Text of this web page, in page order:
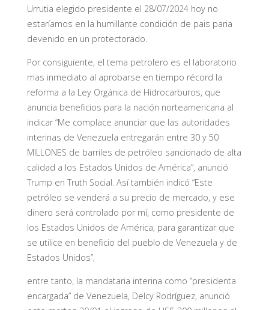
Urrutia elegido presidente el 28/07/2024 hoy no
estaríamos en la humillante condición de pais paria
devenido en un protectorado.
Por consiguiente, el tema petrolero es el laboratorio
mas inmediato al aprobarse en tiempo récord la
reforma a la Ley Orgánica de Hidrocarburos, que
anuncia beneficios para la nación norteamericana al
indicar “Me complace anunciar que las autoridades
interinas de Venezuela entregarán entre 30 y 50
MILLONES de barriles de petróleo sancionado de alta
calidad a los Estados Unidos de América”, anunció
Trump en Truth Social. Así también indicó “Este
petróleo se venderá a su precio de mercado, y ese
dinero será controlado por mí, como presidente de
los Estados Unidos de América, para garantizar que
se utilice en beneficio del pueblo de Venezuela y de
Estados Unidos”,
entre tanto, la mandataria interina como “presidenta
encargada” de Venezuela, Delcy Rodríguez, anunció